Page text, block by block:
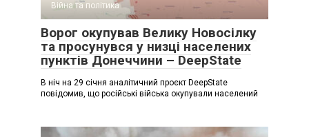
Війна та політика
Ворог окупував Велику Новосілку
та просунувся у низці населених
пунктів Донеччини – DeepState
В ніч на 29 січня аналітичний проєкт DeepState
повідомив, що російські війська окупували населений